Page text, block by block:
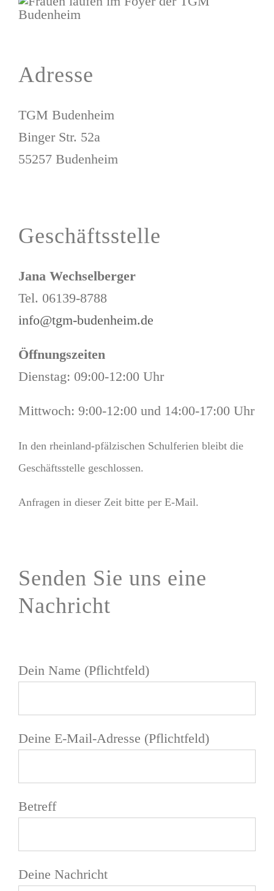
Adresse
TGM Budenheim
Binger Str. 52a
55257 Budenheim
Geschäftsstelle
Jana Wechselberger
Tel. 06139-8788
info@tgm-budenheim.de
Öffnungszeiten
Dienstag: 09:00-12:00 Uhr
Mittwoch: 9:00-12:00 und 14:00-17:00 Uhr
In den rheinland-pfälzischen Schulferien bleibt die
Geschäftsstelle geschlossen.
Anfragen in dieser Zeit bitte per E-Mail.
Senden Sie uns eine
Nachricht
Dein Name (Pflichtfeld)
Deine E-Mail-Adresse (Pflichtfeld)
Betreff
Deine Nachricht